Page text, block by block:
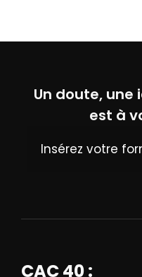
Un doute, une
est à
Insérez votre
CAC 40 :